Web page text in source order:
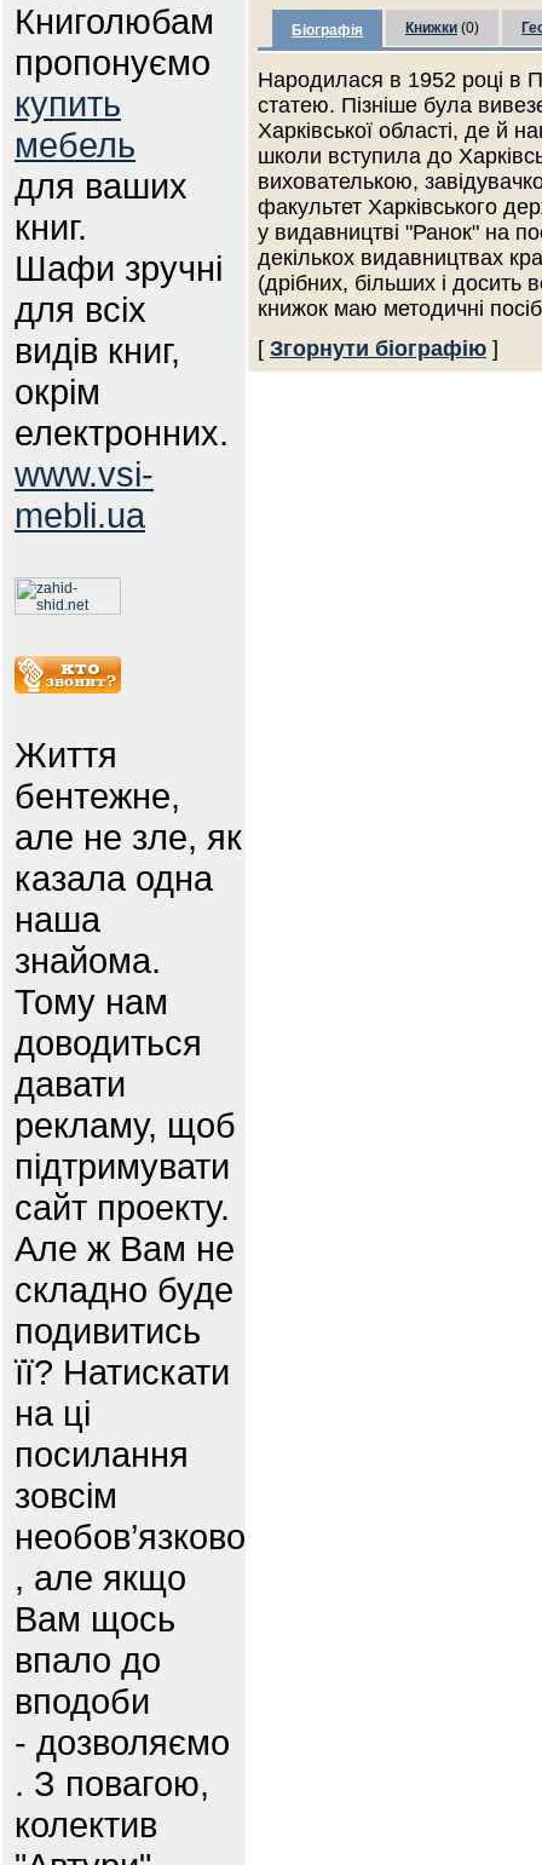
Книголюбам
пропонуємо
купить
мебель
для ваших
книг.
Шафи зручні
для всіх
видів книг,
окрім
електронних.
www.vsi-
mebli.ua
Життя
бентежне,
але не зле, як
казала одна
наша
знайома.
Тому нам
доводиться
давати
рекламу, щоб
підтримувати
сайт проекту.
Але ж Вам не
складно буде
подивитись
її? Натискати
на ці
посилання
зовсім
необов’язково
, але якщо
Вам щось
впало до
вподоби
- дозволяємо
. З повагою,
колектив
Біографія Книжки (0)
Народилася в 1952 році в
статею. Пізніше була
Харківської області, де й
школи вступила до
вихователькою,
факультет Харківського
у видавництві "Ранок" на
декількох видавництвах
(дрібних, більших і
книжок маю методичні
[ Згорнути біографію ]